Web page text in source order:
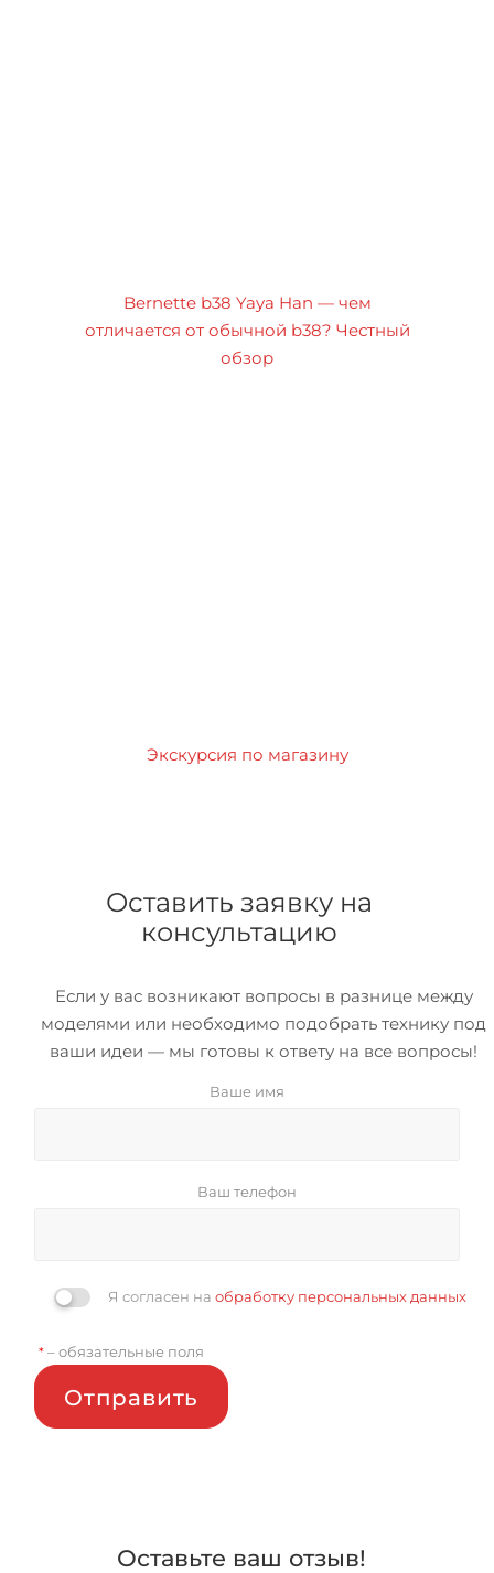
Bernette b38 Yaya Han — чем
отличается от обычной b38? Честный
обзор
Экскурсия по магазину
Оставить заявку на
консультацию
Если у вас возникают вопросы в разнице между
моделями или необходимо подобрать технику под
ваши идеи — мы готовы к ответу на все вопросы!
Ваше имя
Ваш телефон
Я согласен на обработку персональных данных
Отправить
* – обязательные поля
Оставьте ваш отзыв!